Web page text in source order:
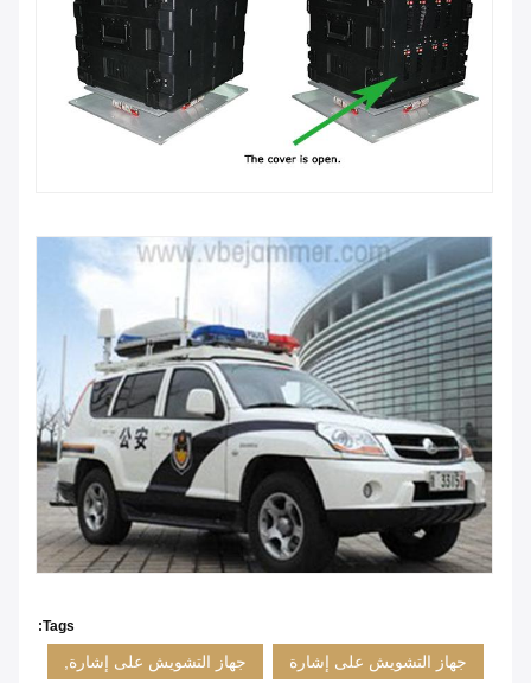
Tags:
جهاز التشويش على إشارة جهاز التشويش على إشارة,